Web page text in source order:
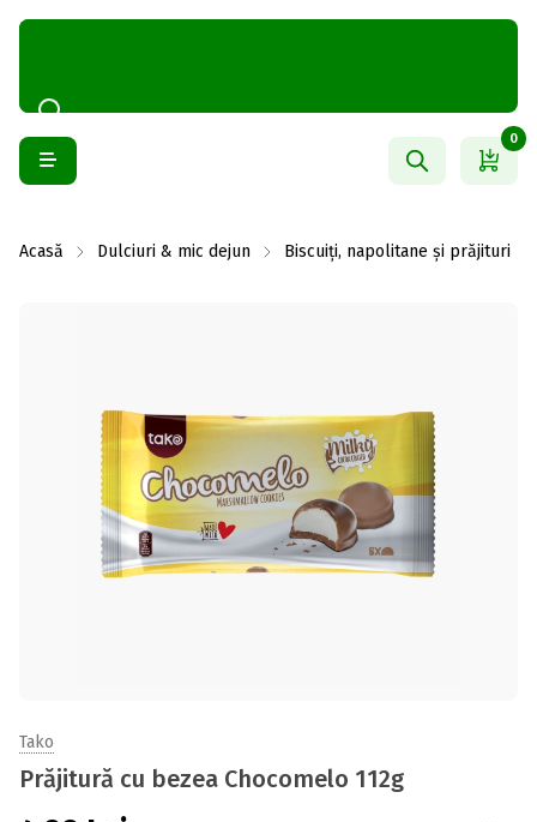
0
Acasă Dulciuri & mic dejun Biscuiți, napolitane și prăjituri
Tako
Prăjitură cu bezea Chocomelo 112g